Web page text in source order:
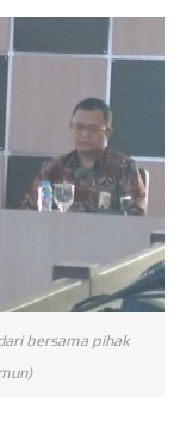
bersama pihak